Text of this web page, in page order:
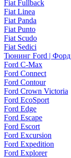
Fiat Fullback
Fiat Linea
Fiat Panda
Fiat Punto
Fiat Scudo
Fiat Sedici
Тюнинг Ford | Форд
Ford C-Max
Ford Connect
Ford Contour
Ford Crown Victoria
Ford EcoSport
Ford Edge
Ford Escape
Ford Escort
Ford Excursion
Ford Expedition
Ford Explorer